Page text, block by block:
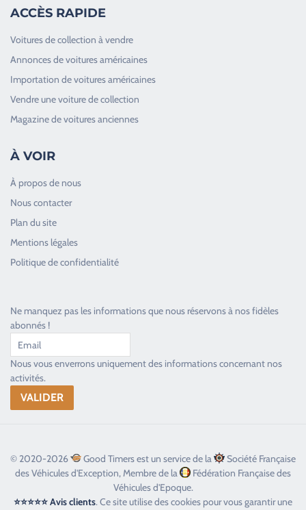
ACCÈS RAPIDE
Voitures de collection à vendre
Annonces de voitures américaines
Importation de voitures américaines
Vendre une voiture de collection
Magazine de voitures anciennes
À VOIR
À propos de nous
Nous contacter
Plan du site
Mentions légales
Politique de confidentialité
Ne manquez pas les informations que nous réservons à nos fidèles
abonnés !
Nous vous enverrons uniquement des informations concernant nos
activités.
© 2020-2026 Good Timers est un service de la
Société Française
des Véhicules d'Exception, Membre de la
Fédération Française des
Véhicules d'Epoque.
⭐⭐⭐⭐⭐ Avis clients. Ce site utilise des cookies pour vous garantir une
Toujours heureux d'aider les passionnés